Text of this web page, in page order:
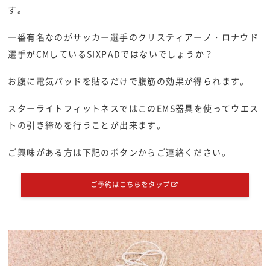
す。
一番有名なのがサッカー選手のクリスティアーノ・ロナウド
選手がCMしているSIXPADではないでしょうか？
お腹に電気パッドを貼るだけで腹筋の効果が得られます。
スターライトフィットネスではこのEMS器具を使ってウエス
トの引き締めを行うことが出来ます。
ご興味がある方は下記のボタンからご連絡ください。
ご予約はこちらをタップ